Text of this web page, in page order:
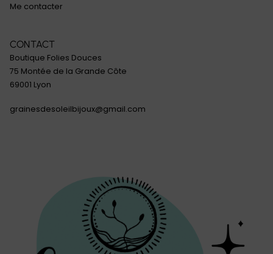
CONTACT
Boutique Folies Douces
75 Montée de la Grande Côte
69001 Lyon
grainesdesoleilbijoux@gmail.com
Me contacter